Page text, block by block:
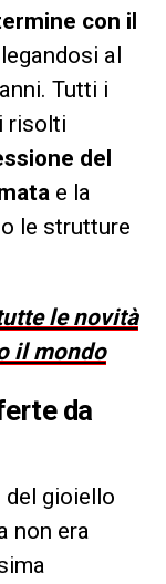
con il
al
Tutti i
risolti
del
e la
le strutture
le novità
il mondo
da
del gioiello
non era